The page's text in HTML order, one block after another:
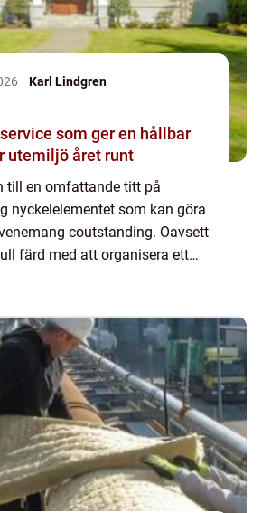
Karl Lindgren
som ger en hållbar
utemiljö året runt
till en omfattande titt på
nyckelelementet som kan göra
coutstanding. Oavsett
färd med att organisera ett